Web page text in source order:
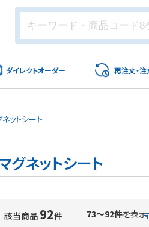
ダイレクトオーダー 再注文・注
ットシート
グネットシート
該当商品 92件 73～92件を表示